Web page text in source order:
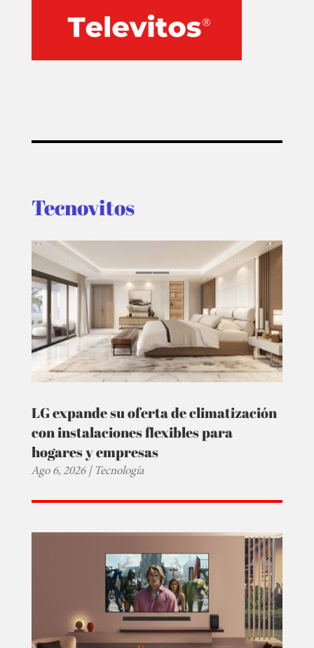
Tecnovitos
LG expande su oferta de climatización
con instalaciones flexibles para
hogares y empresas
Ago 6, 2026|Tecnología